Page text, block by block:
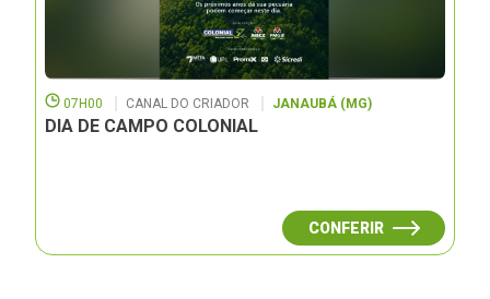
07H00 CANAL DO CRIADOR JANAUBÁ (MG)
DIA DE CAMPO COLONIAL
CONFERIR